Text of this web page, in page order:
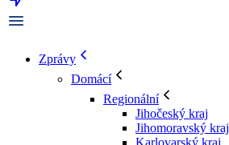
Zprávy
Domácí
Regionální
Jihočeský kraj
Jihomoravský kraj
Karlovarský kraj